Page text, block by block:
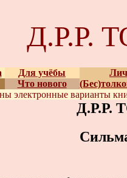
Д.Р.Р.
Для учёбы
Что нового
электронные варианты
Д.Р.Р.